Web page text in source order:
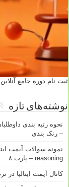
ثبت نام دوره جامع آنلاین شیمی آیمت 2027
نوشته‌های تازه
– رنک بندی
reasoning – پارت ۸
کانال آیمت ایتالیا در